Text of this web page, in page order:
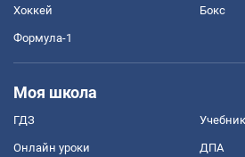
Хоккей Бокс
Формула-1
Моя школа
ГДЗ
Онлайн уроки ДПА